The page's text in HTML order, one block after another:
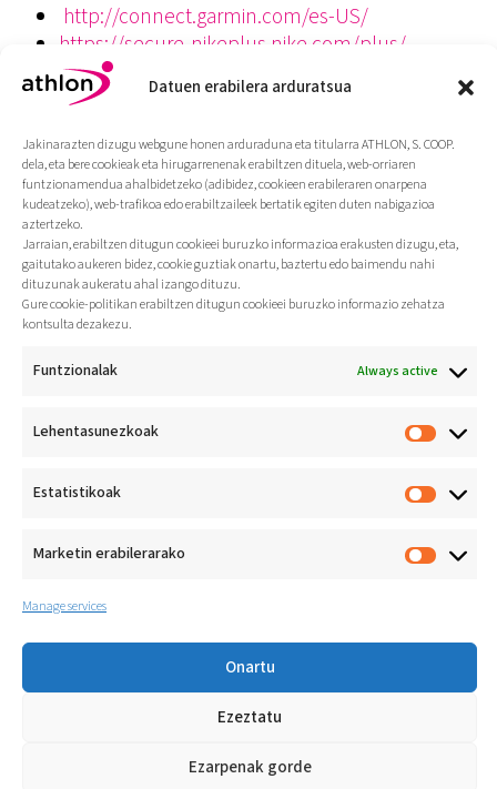
Datuen erabilera arduratsua
Jakinarazten dizugu webgune honen arduraduna eta titularra ATHLON, S. COOP.
dela, eta bere cookieak eta hirugarrenenak erabiltzen dituela, web-orriaren
funtzionamendua ahalbidetzeko (adibidez, cookieen erabileraren onarpena
kudeatzeko), web-trafikoa edo erabiltzaileek bertatik egiten duten nabigazioa
aztertzeko.
Jarraian, erabiltzen ditugun cookieei buruzko informazioa erakusten dizugu, eta,
gaitutako aukeren bidez, cookie guztiak onartu, baztertu edo baimendu nahi
dituzunak aukeratu ahal izango dituzu.
Gure cookie-politikan erabiltzen ditugun cookieei buruzko informazio zehatza
kontsulta dezakezu.
Funtzionalak Always active
Lehentasunezkoak
Estatistikoak
Marketin erabilerarako
Manage services
Onartu
Ezeztatu
Ezarpenak gorde
http://connect.garmin.com/es-US/
https://secure-nikeplus.nike.com/plus/
http://www.endomondo.com/
https://www.runtastic.com/es
http://es.wikiloc.com/wikiloc/home.do
Imagen de http://juegamasuno.withgoogle.com/
osasungarri gisa
Loramendi 4
© ATHLON KOOP. E.
Kanal etikoa